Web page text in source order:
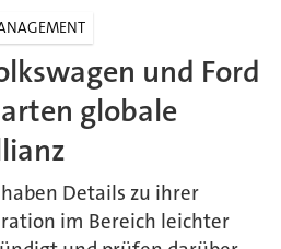
und Ford
globale
Details zu ihrer
im Bereich leichter